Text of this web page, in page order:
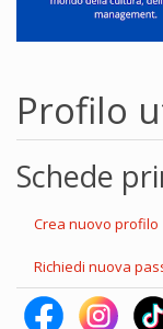
Profilo
Schede
Crea nuovo profilo
Richiedi nuova